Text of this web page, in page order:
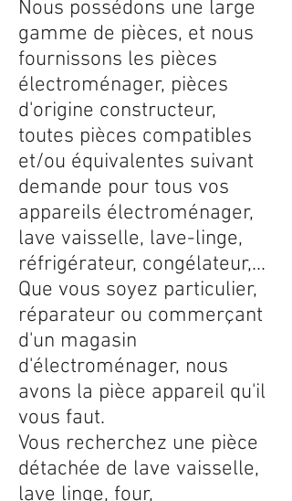
Nous possédons une large
gamme de pièces, et nous
fournissons les pièces
électroménager, pièces
d'origine constructeur,
toutes pièces compatibles
et/ou équivalentes suivant
demande pour tous vos
appareils électroménager,
lave vaisselle, lave-linge,
réfrigérateur, congélateur,...
Que vous soyez particulier,
réparateur ou commerçant
d'un magasin
d'électroménager, nous
avons la pièce appareil qu'il
vous faut.
Vous recherchez une pièce
détachée de lave vaisselle,
lave linge, four,